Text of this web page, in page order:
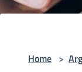
Home >